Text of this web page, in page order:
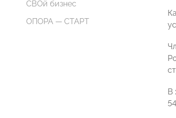
СВОй бизнес
ОПОРА — СТАРТ
В